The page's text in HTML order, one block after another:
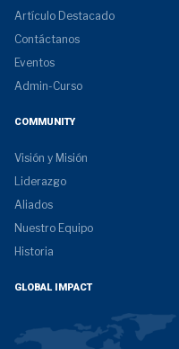
Artículo Destacado
Contáctanos
Eventos
Admin-Curso
COMMUNITY
Visión y Misión
Liderazgo
Aliados
Nuestro Equipo
Historia
GLOBAL IMPACT